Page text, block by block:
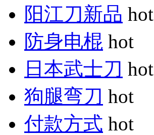
阳江刀新品 hot
防身电棍 hot
日本武士刀 hot
狗腿弯刀 hot
付款方式 hot